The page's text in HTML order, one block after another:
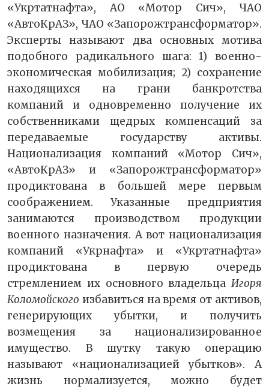
«Укртатнафта», АО «Мотор Сич», ЧАО
«АвтоКрАЗ», ЧАО «Запорожтрансформатор».
Эксперты называют два основных мотива
подобного радикального шага: 1) военно-
экономическая мобилизация; 2) сохранение
находящихся на грани банкротства
компаний и одновременно получение их
собственниками щедрых компенсаций за
передаваемые государству активы.
Национализация компаний «Мотор Сич»,
«АвтоКрАЗ» и «Запорожтрансформатор»
продиктована в большей мере первым
соображением. Указанные предприятия
занимаются производством продукции
военного назначения. А вот национализация
компаний «Укрнафта» и «Укртатнафта»
продиктована в первую очередь
стремлением их основного владельца Игоря
Коломойского избавиться на время от активов,
генерирующих убытки, и получить
возмещения за национализированное
имущество. В шутку такую операцию
называют «национализацией убытков». А
жизнь нормализуется, можно будет